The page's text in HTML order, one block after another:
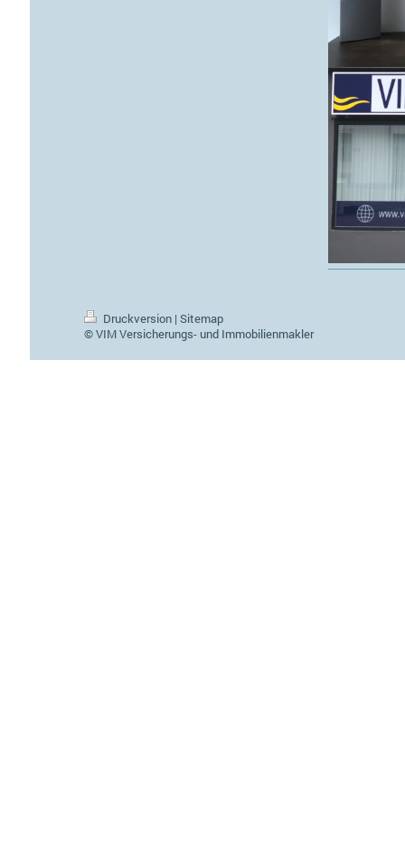
Druckversion | Sitemap
© VIM Versicherungs- und Immobilienmakler